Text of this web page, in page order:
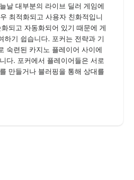
날 대부분의 라이브 딜러 게임에
최적화되고 사용자 친화적입니
되고 자동화되어 있기 때문에 게
하기 쉽습니다. 포커는 전략과 기
숙련된 카지노 플레이어 사이에
다. 포커에서 플레이어들은 서로
만들거나 블러핑을 통해 상대를